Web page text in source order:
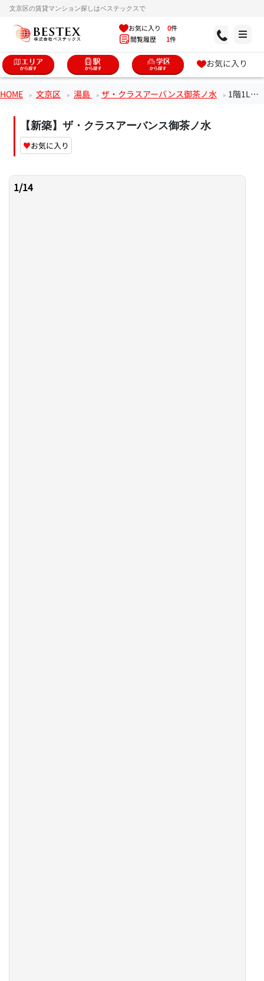
文京区の賃貸マンション探しはベステックスで
お気に入り 0件
閲覧履歴 1件
お気に入り
HOME 文京区 湯島 ザ・クラスアーバンス御茶ノ水 1階1LDKのお部屋
【新築】ザ・クラスアーバンス御茶ノ水
♥お気に入り
1/14